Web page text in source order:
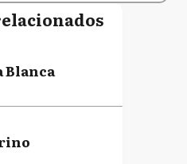
Blanca